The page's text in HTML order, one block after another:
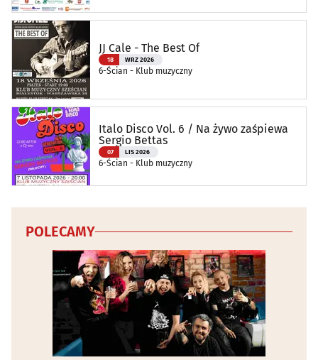
JJ Cale - The Best Of
18 WRZ 2026
6-Ścian - Klub muzyczny
Italo Disco Vol. 6 / Na żywo zaśpiewa
Sergio Bettas
07 LIS 2026
6-Ścian - Klub muzyczny
POLECAMY